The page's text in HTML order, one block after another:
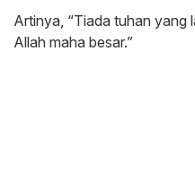
Artinya, “Tiada tuhan yang
Allah maha besar.”